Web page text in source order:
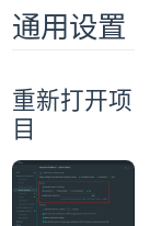
通用设置
重新打开项
目